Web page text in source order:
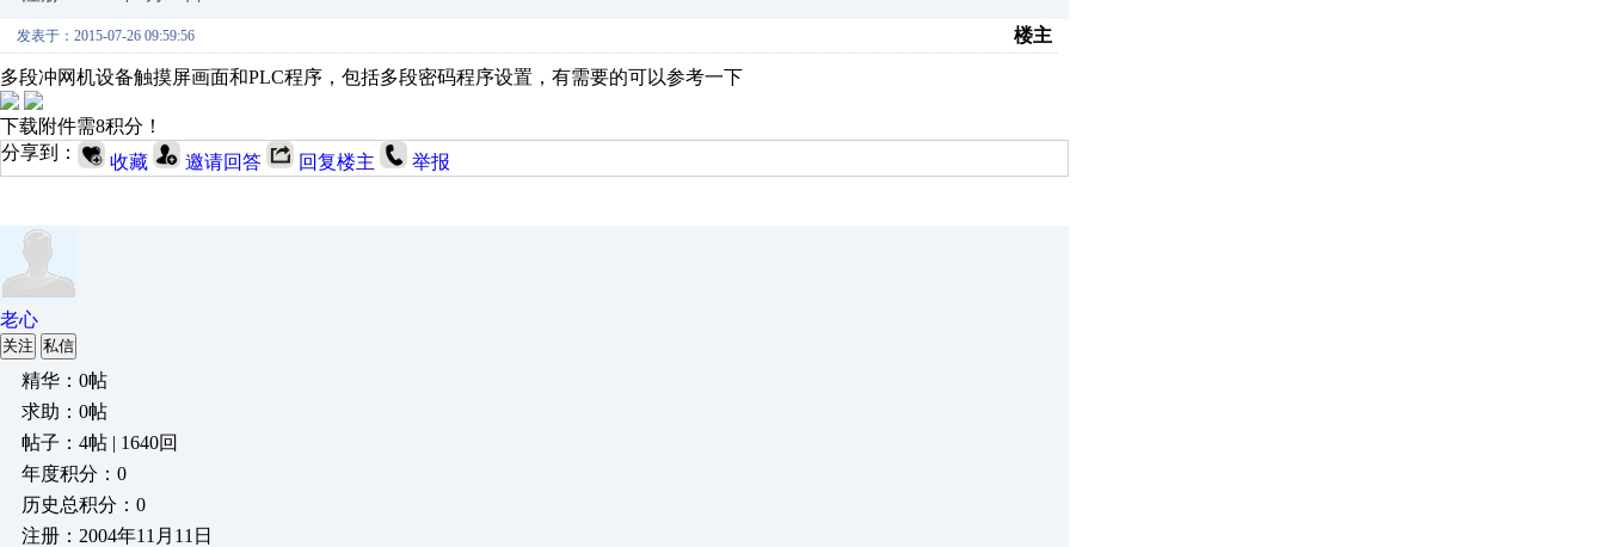
发表于：2015-07-26 09:59:56 楼主
多段冲网机设备触摸屏画面和PLC程序，包括多段密码程序设置，有需要的可以参考一下
下载附件需8积分！
分享到：
收藏 邀请回答 回复楼主 举报
老心
关注 私信
精华：0帖
求助：0帖
帖子：4帖 | 1640回
年度积分：0
历史总积分：0
注册：2004年11月11日